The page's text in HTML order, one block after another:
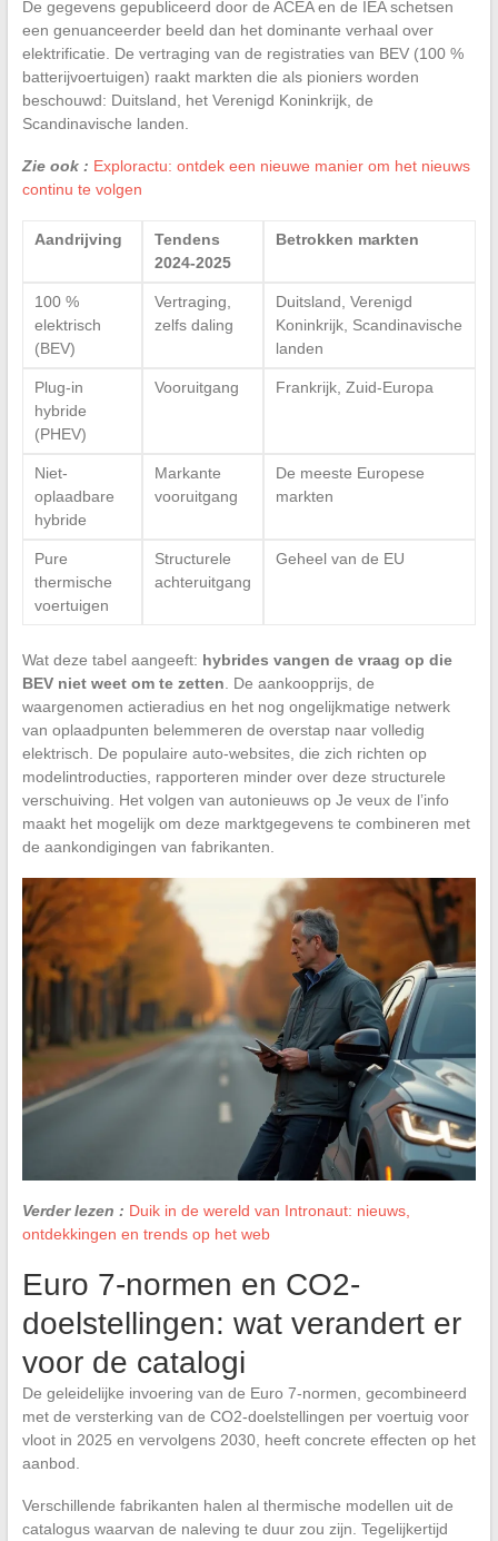
De gegevens gepubliceerd door de ACEA en de IEA schetsen
een genuanceerder beeld dan het dominante verhaal over
elektrificatie. De vertraging van de registraties van BEV (100 %
batterijvoertuigen) raakt markten die als pioniers worden
beschouwd: Duitsland, het Verenigd Koninkrijk, de
Scandinavische landen.
Zie ook : Exploractu: ontdek een nieuwe manier om het nieuws
continu te volgen
Aandrijving
Tendens
2024-2025
Betrokken markten
100 %
elektrisch
(BEV)
Vertraging,
zelfs daling
Duitsland, Verenigd
Koninkrijk, Scandinavische
landen
Plug-in
hybride
(PHEV)
Vooruitgang Frankrijk, Zuid-Europa
Niet-
oplaadbare
hybride
Markante
vooruitgang
De meeste Europese
markten
Pure
thermische
voertuigen
Structurele
achteruitgang
Geheel van de EU
Wat deze tabel aangeeft: hybrides vangen de vraag op die
BEV niet weet om te zetten . De aankoopprijs, de
waargenomen actieradius en het nog ongelijkmatige netwerk
van oplaadpunten belemmeren de overstap naar volledig
elektrisch. De populaire auto-websites, die zich richten op
modelintroducties, rapporteren minder over deze structurele
verschuiving. Het volgen van autonieuws op Je veux de l’info
maakt het mogelijk om deze marktgegevens te combineren met
de aankondigingen van fabrikanten.
Verder lezen : Duik in de wereld van Intronaut: nieuws,
ontdekkingen en trends op het web
Euro 7-normen en CO2-
doelstellingen: wat verandert er
voor de catalogi
De geleidelijke invoering van de Euro 7-normen, gecombineerd
met de versterking van de CO2-doelstellingen per voertuig voor
vloot in 2025 en vervolgens 2030, heeft concrete effecten op het
aanbod.
Verschillende fabrikanten halen al thermische modellen uit de
catalogus waarvan de naleving te duur zou zijn. Tegelijkertijd